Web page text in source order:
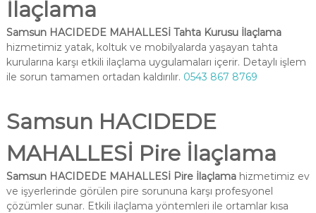
İlaçlama
Samsun HACIDEDE MAHALLESİ Tahta Kurusu İlaçlama
hizmetimiz yatak, koltuk ve mobilyalarda yaşayan tahta
kurularına karşı etkili ilaçlama uygulamaları içerir. Detaylı işlem
ile sorun tamamen ortadan kaldırılır. 0543 867 8769
Samsun HACIDEDE
MAHALLESİ Pire İlaçlama
Samsun HACIDEDE MAHALLESİ Pire İlaçlamahizmetimiz ev
ve işyerlerinde görülen pire sorununa karşı profesyonel
çözümler sunar. Etkili ilaçlama yöntemleri ile ortamlar kısa